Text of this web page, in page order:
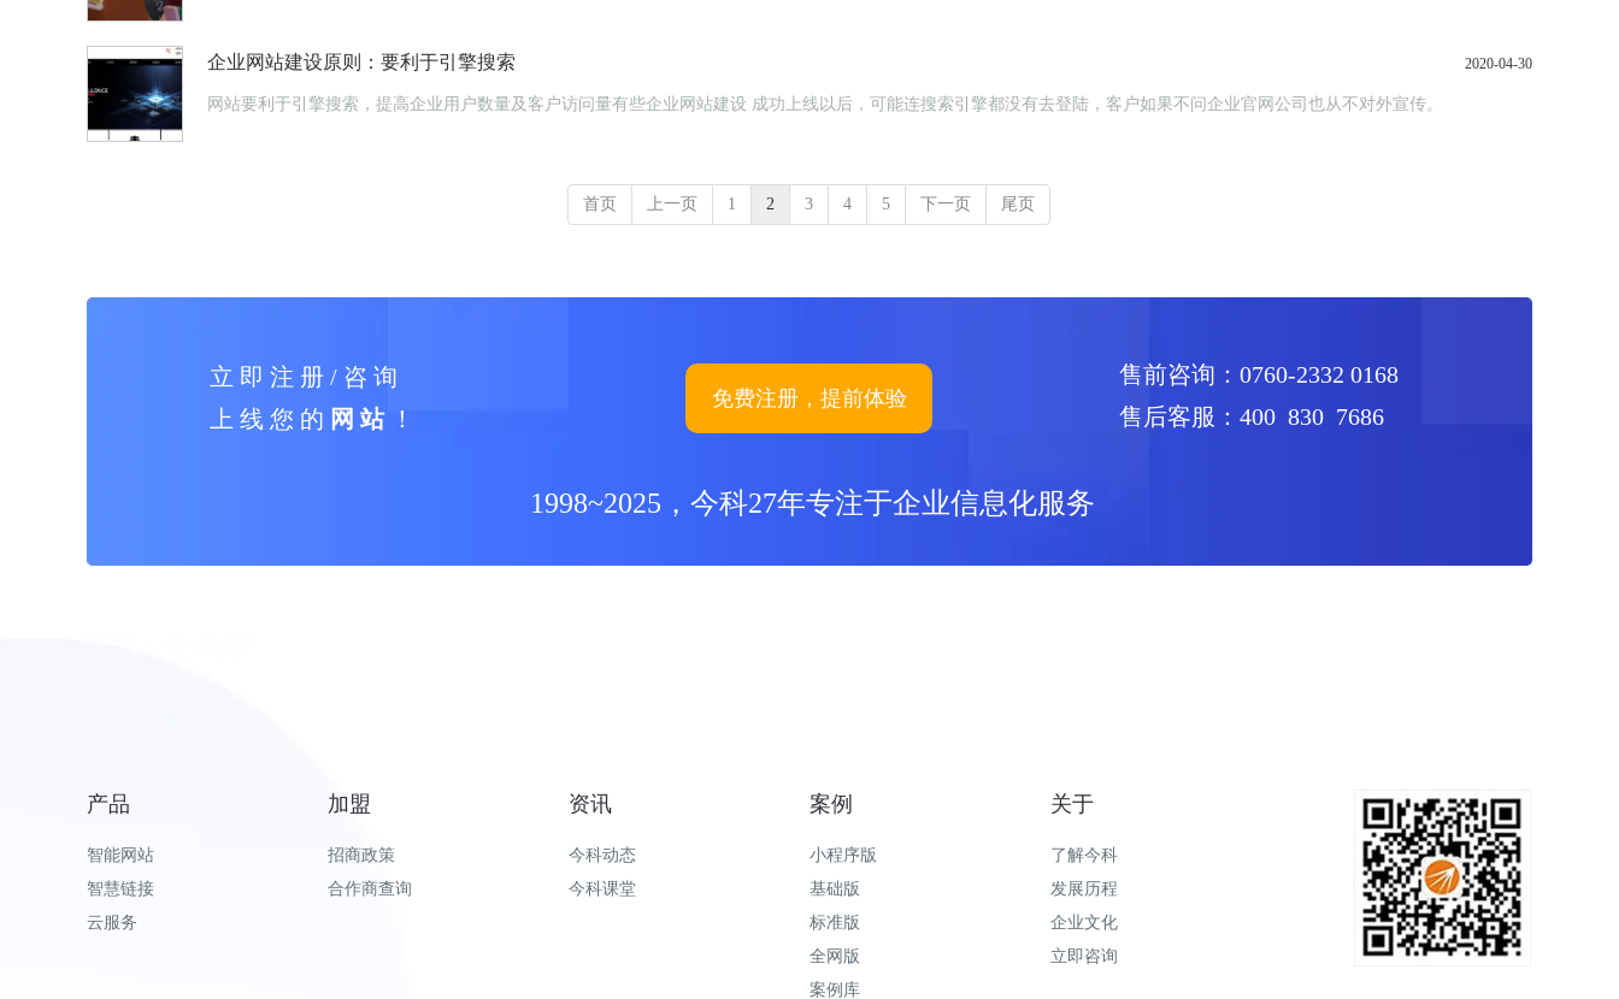
企业网站建设原则：要利于引擎搜索 2020-04-30
网站要利于引擎搜索，提高企业用户数量及客户访问量有些企业网站建设 成功上线以后，可能连搜索引擎都没有去登陆，客户如果不问企业官网公司也从不对外宣传。
首页 上一页 1 2 3 4 5 下一页 尾页
售前咨询：0760-2332 0168
售后客服：400 830 7686
1998~2025，今科27年专注于企业信息化服务
立 即 注 册 / 咨 询
上 线 您 的 网 站！
免费注册，提前体验
产品
智能网站
智慧链接
云服务
加盟
招商政策
合作商查询
资讯
今科动态
今科课堂
案例
小程序版
基础版
标准版
全网版
案例库
关于
了解今科
发展历程
企业文化
立即咨询